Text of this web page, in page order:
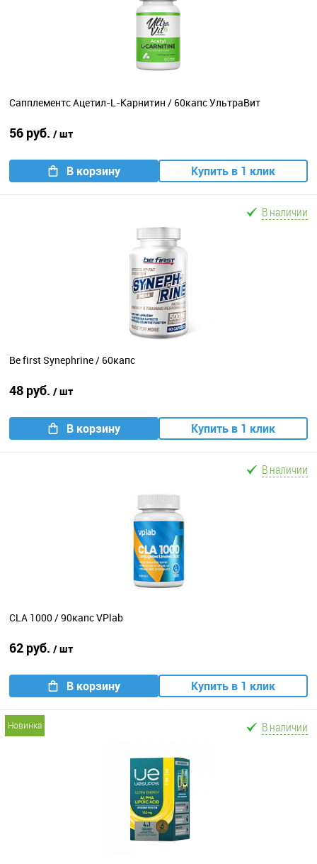
Сапплементс Ацетил-L-Карнитин / 60капс УльтраВит
56 руб. / шт
В корзину Купить в 1 клик
В наличии
Be first Synephrine / 60капс
48 руб. / шт
В корзину Купить в 1 клик
В наличии
CLA 1000 / 90капс VPlab
62 руб. / шт
В корзину Купить в 1 клик
новинка В наличии